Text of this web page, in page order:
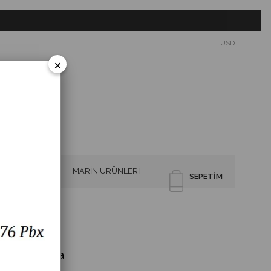
USD
SEPETIM
MARİN ÜRÜNLERİ
İkaz Lamba
×